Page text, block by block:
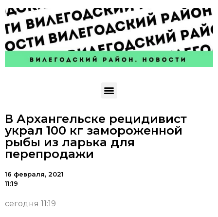
В Архангельске рецидивист
украл 100 кг замороженной
рыбы из ларька для
перепродажи
16 февраля, 2021
11:19
сегодня 11:19